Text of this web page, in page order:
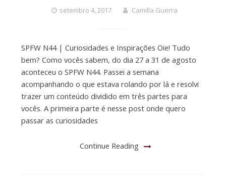
setembro 4, 2017 Camilla Guerra
SPFW N44 | Curiosidades e Inspirações Oie! Tudo
bem? Como vocês sabem, do dia 27 a 31 de agosto
aconteceu o SPFW N44. Passei a semana
acompanhando o que estava rolando por lá e resolvi
trazer um conteúdo dividido em três partes para
vocês. A primeira parte é nesse post onde quero
passar as curiosidades
Continue Reading